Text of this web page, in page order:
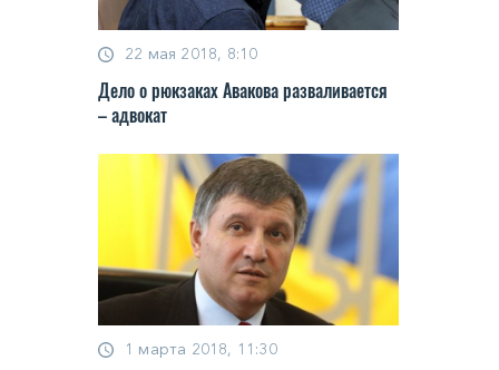
22 мая 2018, 8:10
Дело о рюкзаках Авакова разваливается
– адвокат
1 марта 2018, 11:30